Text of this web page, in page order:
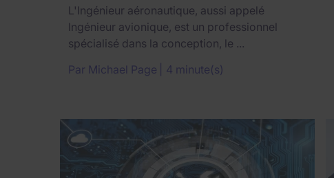
L'Ingénieur aéronautique, aussi appelé
Ingénieur avionique, est un professionnel
spécialisé dans la conception, le ...
Par Michael Page 4 minute(s)